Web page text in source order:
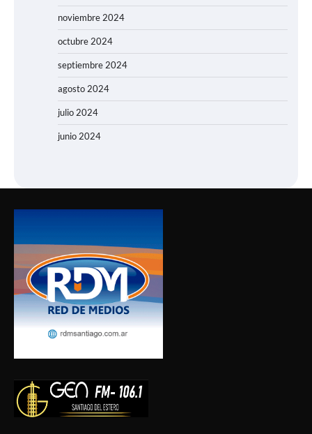
noviembre 2024
octubre 2024
septiembre 2024
agosto 2024
julio 2024
junio 2024